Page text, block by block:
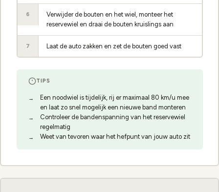
6
Verwijder de bouten en het wiel, monteer het
reservewiel en draai de bouten kruislings aan
7 Laat de auto zakken en zet de bouten goed vast
TIPS
Een noodwiel is tijdelijk, rij er maximaal 80 km/u mee
en laat zo snel mogelijk een nieuwe band monteren
Controleer de bandenspanning van het reservewiel
regelmatig
Weet van tevoren waar het hefpunt van jouw auto zit